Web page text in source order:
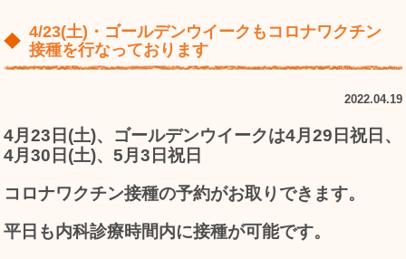
4/23(土)・ゴールデンウイークもコロナワクチン
接種を行なっております
2022.04.19
4月23日(土)、ゴールデンウイークは4月29日祝日、
4月30日(土)、5月3日祝日
コロナワクチン接種の予約がお取りできます。
平日も内科診療時間内に接種が可能です。